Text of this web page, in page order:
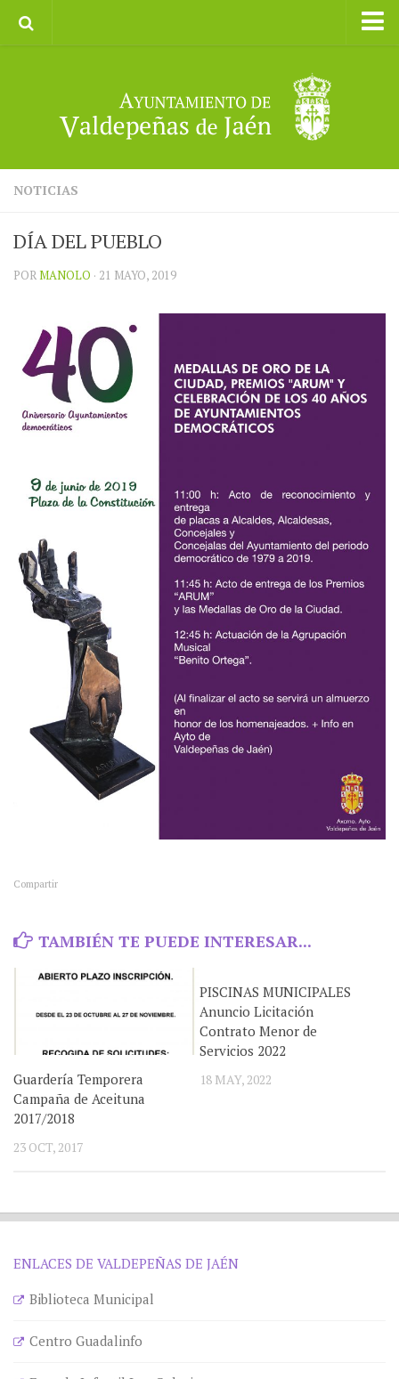
II CXM ROMPEALBARCAS 2023
NOTICIAS
DÍA DEL PUEBLO
PORMANOLO · 21 MAYO, 2019
Compartir
TAMBIÉN TE PUEDE INTERESAR...
Guardería Temporera
Campaña de Aceituna
2017/2018
23 OCT, 2017
PISCINAS MUNICIPALES
Anuncio Licitación
Contrato Menor de
Servicios 2022
18 MAY, 2022
ENLACES DE VALDEPEÑAS DE JAÉN
Biblioteca Municipal
Centro Guadalinfo